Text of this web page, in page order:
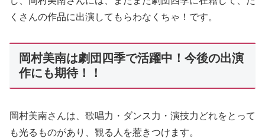
くさんの作品に出演してもらわなくちゃ！です。
岡村美南は劇団四季で活躍中！今後の出演
作にも期待！！
岡村美南さんは、歌唱力・ダンス力・演技力どれをとって
も光るものがあり、観る人を惹きつけます。